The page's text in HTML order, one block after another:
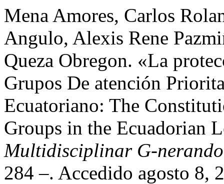
Mena Amores, Carlos
Angulo, Alexis Rene
Queza Obregon. «La
Grupos De atención
Ecuatoriano: The
Groups in the Ecuadorian
Multidisciplinar G-nerando
284 –. Accedido agosto 8,